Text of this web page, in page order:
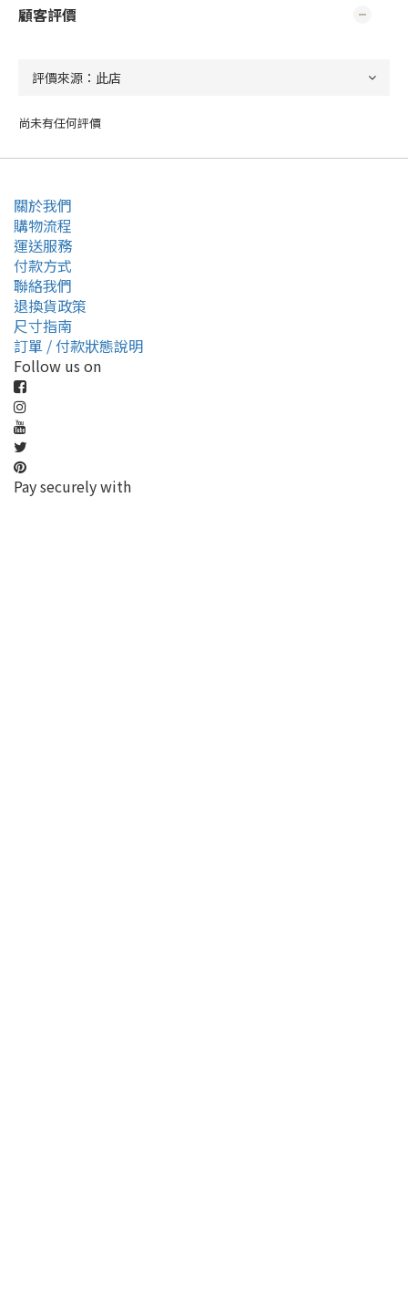
顧客評價
尚未有任何評價
關於我們
購物流程
運送服務
付款方式
聯絡我們
退換貨政策
尺寸指南
訂單 / 付款狀態說明
Follow us on
Pay securely with